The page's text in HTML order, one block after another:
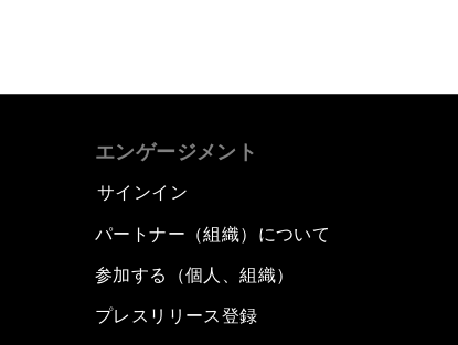
エンゲージメント
サインイン
パートナー（組織）について
参加する（個人、組織）
プレスリリース登録